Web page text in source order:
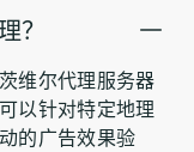
？
维尔代理服务器
以针对特定地理
的广告效果验